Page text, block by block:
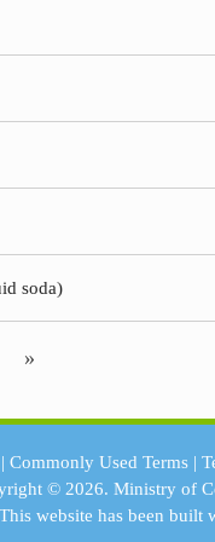
soda)
»
| Commonly Used Terms|
© 2026.Ministry of
This website has been